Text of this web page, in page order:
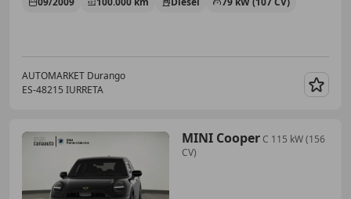
AUTOMARKET Durango
ES-48215 IURRETA
MINI CooperC 115 kW (156
CV)